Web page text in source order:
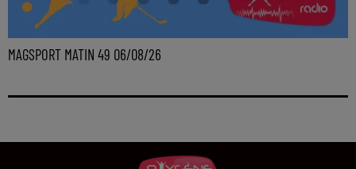
MAGSPORT MATIN 49 06/08/26